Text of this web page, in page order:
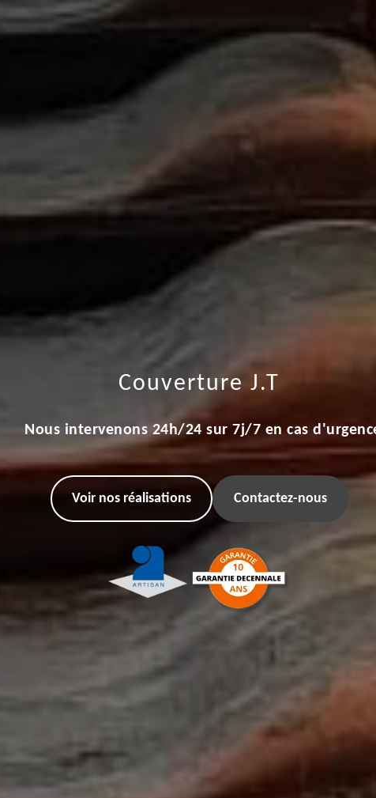
Couverture J.T
Nous intervenons 24h/24 sur 7j/7 en cas
Voir nos réalisations Contactez-nous